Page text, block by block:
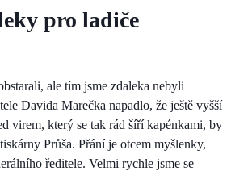
pro ladiče
ale tím jsme zdaleka nebyli
Davida Marečka napadlo, že ještě vyšší
virem, který se tak rád šíří kapénkami, by
Průša. Přání je otcem myšlenky,
ředitele. Velmi rychle jsme se